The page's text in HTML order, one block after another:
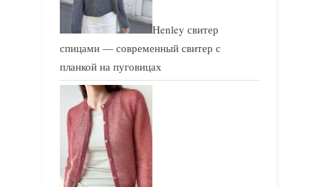
Henley свитер
спицами — современный свитер с
планкой на пуговицах